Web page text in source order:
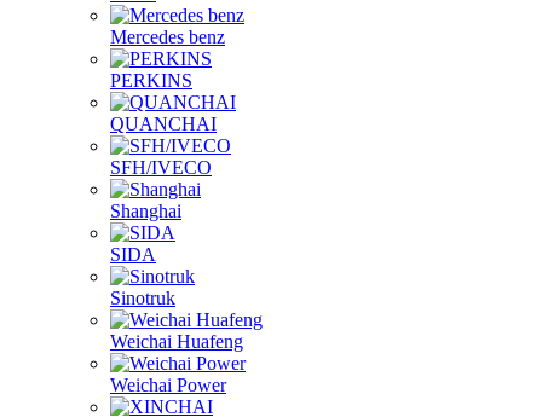
Mercedes benz
PERKINS
QUANCHAI
SFH/IVECO
Shanghai
SIDA
Sinotruk
Weichai Huafeng
Weichai Power